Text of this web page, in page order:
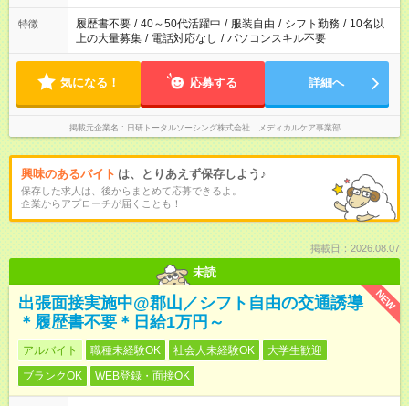
間と、もう1つのお仕事の勤務時間。 合計で週40時間を超える
場合は応募できません。
特徴 履歴書不要 / 40～50代活躍中 / 服装自由 / シフト勤務 / 10名以
上の大量募集 / 電話対応なし / パソコンスキル不要
気になる！ 応募する 詳細へ
掲載元企業名 日研トータルソーシング株式会社 メディカルケア事業部
興味のあるバイト は、とりあえず保存しよう♪
保存した求人は、後からまとめて応募できるよ。
企業からアプローチが届くことも！
掲載日：2026.08.07
未読
NEW
出張面接実施中@郡山／シフト自由の交通誘導
＊履歴書不要＊日給1万円～
アルバイト 職種未経験OK 社会人未経験OK
大学生歓迎
ブランクOK
WEB登録・面接OK